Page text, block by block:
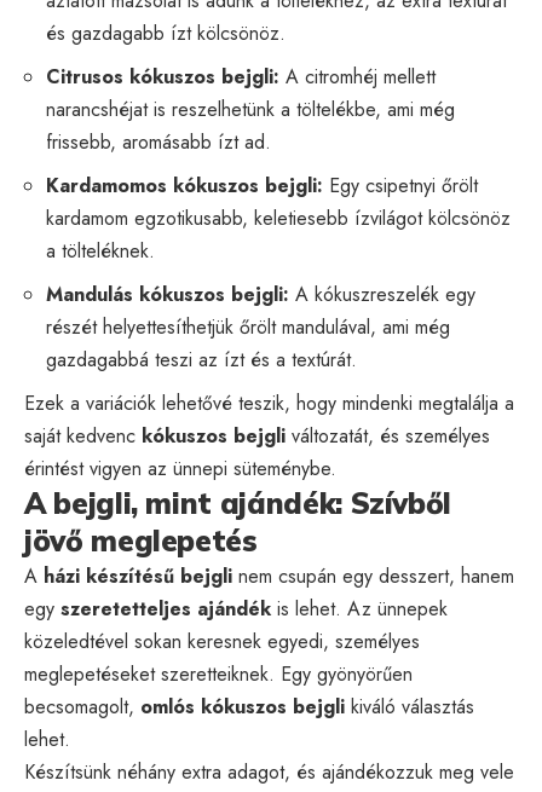
és gazdagabb ízt kölcsönöz.
Citrusos kókuszos bejgli: A citromhéj mellett
narancshéjat is reszelhetünk a töltelékbe, ami még
frissebb, aromásabb ízt ad.
Kardamomos kókuszos bejgli: Egy csipetnyi őrölt
kardamom egzotikusabb, keletiesebb ízvilágot kölcsönöz
a tölteléknek.
Mandulás kókuszos bejgli: A kókuszreszelék egy
részét helyettesíthetjük őrölt mandulával, ami még
gazdagabbá teszi az ízt és a textúrát.
Ezek a variációk lehetővé teszik, hogy mindenki megtalálja a
saját kedvenc kókuszos bejgli változatát, és személyes
érintést vigyen az ünnepi süteménybe.
A bejgli, mint ajándék: Szívből
jövő meglepetés
A házi készítésű bejgli nem csupán egy desszert, hanem
egy szeretetteljes ajándék is lehet. Az ünnepek
közeledtével sokan keresnek egyedi, személyes
meglepetéseket szeretteiknek. Egy gyönyörűen
becsomagolt, omlós kókuszos bejgli kiváló választás
lehet.
Készítsünk néhány extra adagot, és ajándékozzuk meg vele